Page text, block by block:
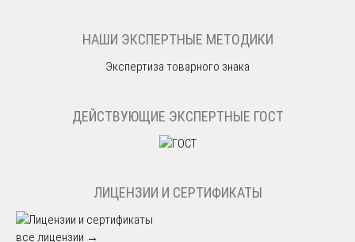
НАШИ ЭКСПЕРТНЫЕ МЕТОДИКИ
Экспертиза товарного знака
ДЕЙСТВУЮЩИЕ ЭКСПЕРТНЫЕ ГОСТ
ЛИЦЕНЗИИ И СЕРТИФИКАТЫ
все лицензии →